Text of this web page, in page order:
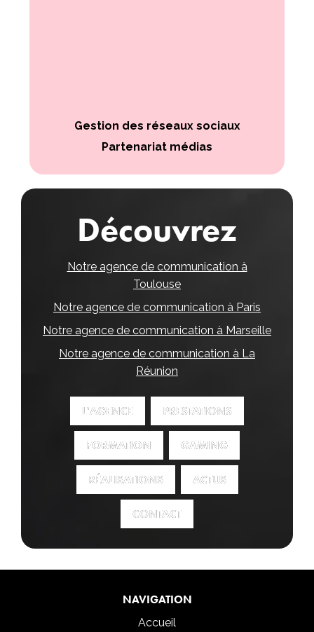
Gestion des réseaux sociaux
Partenariat médias
Découvrez
Notre agence de communication à
Toulouse
Notre agence de communication à Paris
Notre agence de communication à Marseille
Notre agence de communication à La
Réunion
L'AGENCE
L'AGENCE PRESTATIONS
PRESTATIONS
FORMATION
FORMATION GAMING
GAMING
RÉALISATIONS
RÉALISATIONS ACTUS
ACTUS
CONTACT
CONTACT
NAVIGATION
Accueil